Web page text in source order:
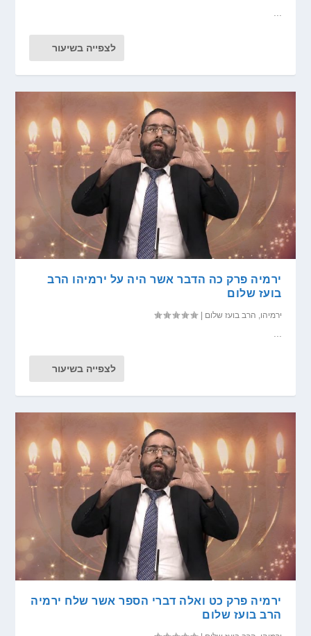
לצפייה בשיעור
ירמיה פרק כה הדבר אשר היה על ירמיהו הרב
בועז שלום
ירמיהו, הרב בועז שלום |
...
לצפייה בשיעור
ירמיה פרק כט ואלה דברי הספר אשר שלח ירמיה
הרב בועז שלום